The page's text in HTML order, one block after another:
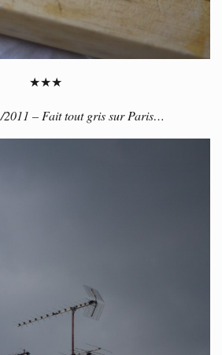
★★★
– Fait tout gris sur Paris…